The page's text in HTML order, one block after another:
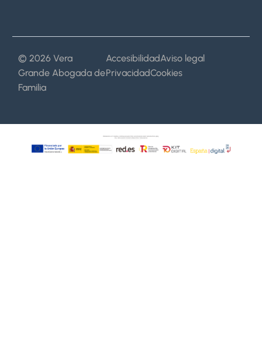
© 2026 Vera
Grande Abogada de
Familia
AccesibilidadAviso legal
PrivacidadCookies